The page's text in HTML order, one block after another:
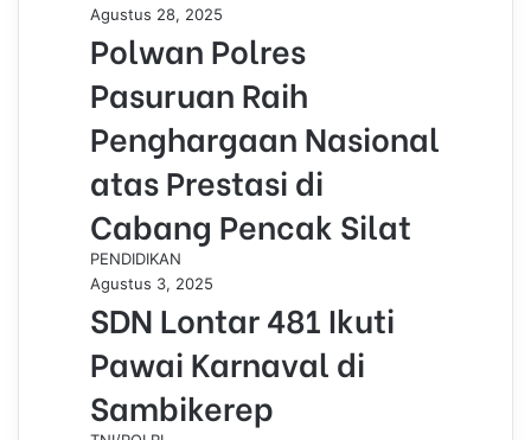
Agustus 28, 2025
Polwan Polres
Pasuruan Raih
Penghargaan Nasional
atas Prestasi di
Cabang Pencak Silat
PENDIDIKAN
Agustus 3, 2025
SDN Lontar 481 Ikuti
Pawai Karnaval di
Sambikerep